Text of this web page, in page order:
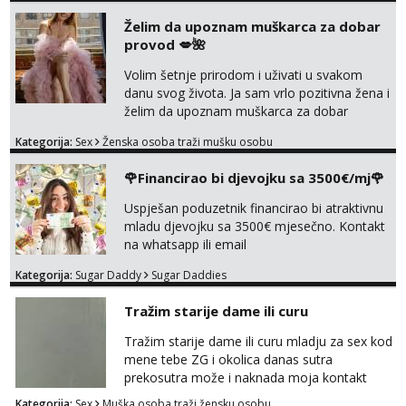
Lucija
Razgovaram :)
Tel:064/677-677- Kod: #136
tel:0,93€ - mob:1,12€ min
Obavijesti me kada se oslobodi
Liliana
Razgovaram :)
Tel:064/677-677- Kod: #69
Obavijesti me kada se oslobodi
Maja
Tel:064/677-677- Kod: #04
tel:0,93€ - mob:1,12€ min
Snježana
Čekam tvoj poziv!
Tel:064/677-677- Kod: #119
Želim da upoznam muškarca za dobar
provod 💋🌺
Volim šetnje prirodom i uživati u svakom
danu svog života. Ja sam vrlo pozitivna žena i
želim da upoznam muškarca za dobar
na link ispod i nadji me tamo, cekam te!
Kategorija: Sex Ženska osoba traži mušku osobu
🌹Financirao bi djevojku sa 3500€/mj🌹
Uspješan poduzetnik financirao bi atraktivnu
mladu djevojku sa 3500€ mjesečno. Kontakt
na whatsapp ili email
Kategorija: Sugar Daddy Sugar Daddies
Tražim starije dame ili curu
Tražim starije dame ili curu mladju za sex kod
mene tebe ZG i okolica danas sutra
prekosutra može i naknada moja kontakt
WhatsApp SMS poziv prednosti imaju starije